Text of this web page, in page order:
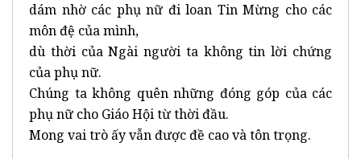
dám nhờ các phụ nữ đi loan Tin Mừng cho các
môn đệ của mình,
dù thời của Ngài người ta không tin lời chứng
của phụ nữ.
Chúng ta không quên những đóng góp của các
phụ nữ cho Giáo Hội từ thời đầu.
Mong vai trò ấy vẫn được đề cao và tôn trọng.